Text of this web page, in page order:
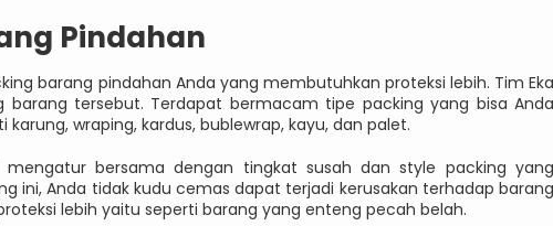
Pindahan
barang pindahan Anda yang membutuhkan proteksi lebih. Tim Eka
barang tersebut. Terdapat bermacam tipe packing yang bisa Anda
wraping, kardus, bublewrap, kayu, dan palet.
bersama dengan tingkat susah dan style packing yang
ini, Anda tidak kudu cemas dapat terjadi kerusakan terhadap barang
lebih yaitu seperti barang yang enteng pecah belah.